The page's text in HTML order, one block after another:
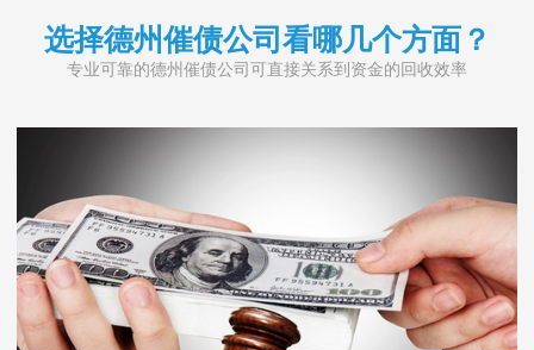
选择德州催债公司看哪几个方面？
专业可靠的德州催债公司可直接关系到资金的回收效率